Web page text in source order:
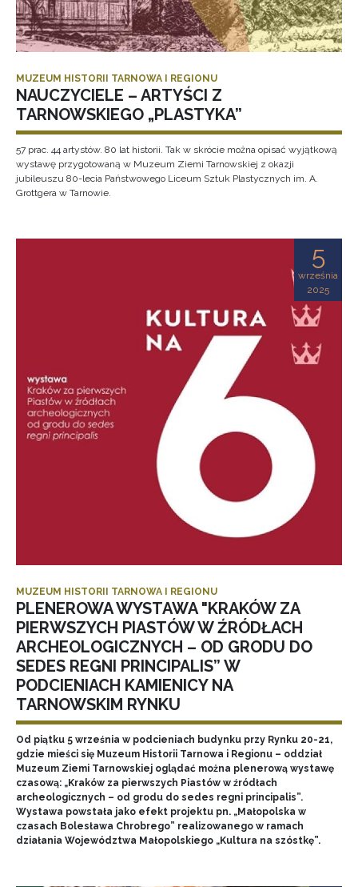
MUZEUM HISTORII TARNOWA I REGIONU
NAUCZYCIELE – ARTYŚCI Z
TARNOWSKIEGO „PLASTYKA”
57 prac. 44 artystów. 80 lat historii. Tak w skrócie można opisać wyjątkową
wystawę przygotowaną w Muzeum Ziemi Tarnowskiej z okazji
jubileuszu 80-lecia Państwowego Liceum Sztuk Plastycznych im. A.
Grottgera w Tarnowie.
5
września
2025
MUZEUM HISTORII TARNOWA I REGIONU
PLENEROWA WYSTAWA "KRAKÓW ZA
PIERWSZYCH PIASTÓW W ŹRÓDŁACH
ARCHEOLOGICZNYCH – OD GRODU DO
SEDES REGNI PRINCIPALIS” W
PODCIENIACH KAMIENICY NA
TARNOWSKIM RYNKU
Od piątku 5 września w podcieniach budynku przy Rynku 20-21,
gdzie mieści się Muzeum Historii Tarnowa i Regionu – oddział
Muzeum Ziemi Tarnowskiej oglądać można plenerową wystawę
czasową: „Kraków za pierwszych Piastów w źródłach
archeologicznych – od grodu do sedes regni principalis”.
Wystawa powstała jako efekt projektu pn. „Małopolska w
czasach Bolesława Chrobrego” realizowanego w ramach
działania Województwa Małopolskiego „Kultura na szóstkę”.